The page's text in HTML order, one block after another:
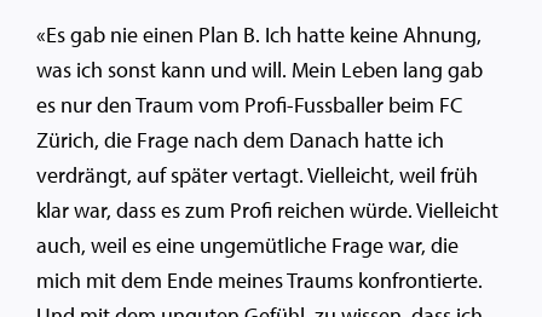
«Es gab nie einen Plan B. Ich hatte keine Ahnung,
was ich sonst kann und will. Mein Leben lang gab
es nur den Traum vom Profi-Fussballer beim FC
Zürich, die Frage nach dem Danach hatte ich
verdrängt, auf später vertagt. Vielleicht, weil früh
klar war, dass es zum Profi reichen würde. Vielleicht
auch, weil es eine ungemütliche Frage war, die
mich mit dem Ende meines Traums konfrontierte.